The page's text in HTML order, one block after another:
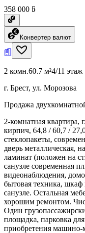
358 000 ƃ
Конвертер валют
2 комн.60.7 м²4/11 этаж
г. Брест, ул. Морозова
Продажа
2-комнатная квартира,
кирпич, 64,8 / 60,7 /
стеклопакеты,
дверь металлическая,
ламинат (положен на
санузле современная
видеонаблюдения,
бытовая техника, шкаф
санузле. Остальная
хорошим ремонтом.
Один
площадка, парковка
приобретения машино-